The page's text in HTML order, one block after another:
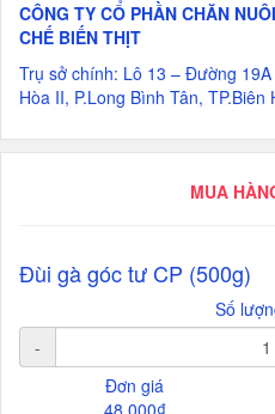
CÔNG TY CỔ PHẦN CHĂN
CHẾ BIẾN THỊT
Trụ sở chính: Lô 13 – Đường
Hòa II, P.Long Bình Tân, TP.Biên
MUA
Đùi gà góc tư CP (500g)
Số
-
Đơn giá
48.000₫